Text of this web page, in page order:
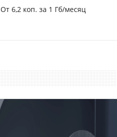
От 6,2 коп. за 1 Гб/месяц